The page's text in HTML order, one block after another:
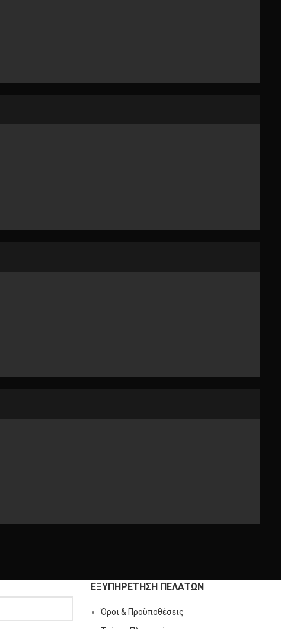
ΕΞΥΠΗΡΕΤΗΣΗ ΠΕΛΑΤΩΝ
Όροι & Προϋποθέσεις